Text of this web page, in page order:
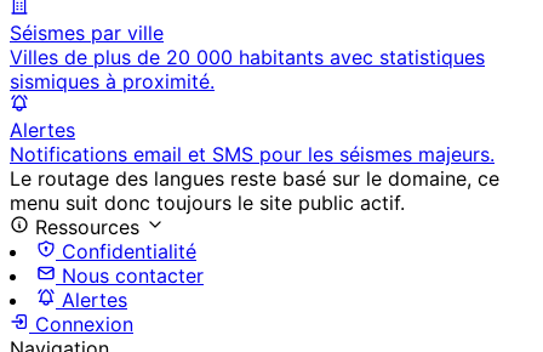
Séismes par ville
Villes de plus de 20 000 habitants avec statistiques
sismiques à proximité.
Alertes
Notifications email et SMS pour les séismes majeurs.
Le routage des langues reste basé sur le domaine, ce
menu suit donc toujours le site public actif.
Ressources
Confidentialité
Nous contacter
Alertes
Connexion